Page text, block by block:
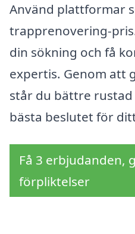
Använd plattformar
trapprenovering-
din sökning och få
expertis. Genom att
står du bättre
bästa beslutet för
Få 3 erbjudanden,
förpliktelser